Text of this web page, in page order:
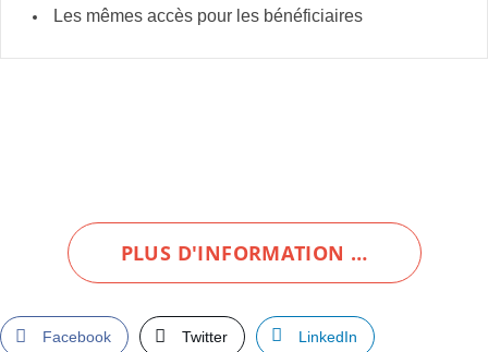
Les mêmes accès pour les bénéficiaires
PLUS D'INFORMATION …
Facebook Twitter LinkedIn